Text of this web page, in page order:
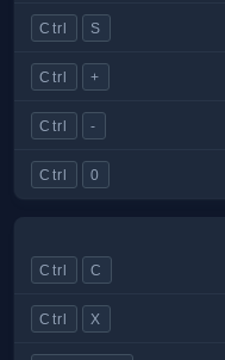
Ctrl S
Ctrl +
Ctrl -
Ctrl 0
Ctrl C
Ctrl X